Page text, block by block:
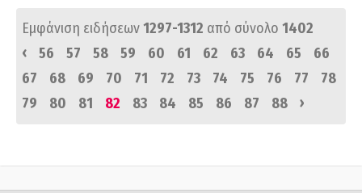
Εμφάνιση ειδήσεων1297-1312 από σύνολο 1402
‹
56 57 58 59 60 61 62 63 64 65
66
67
68 69 70 71 72 73 74 75 76 77
78
79
80 81 82 83 84 85 86 87 88 ›